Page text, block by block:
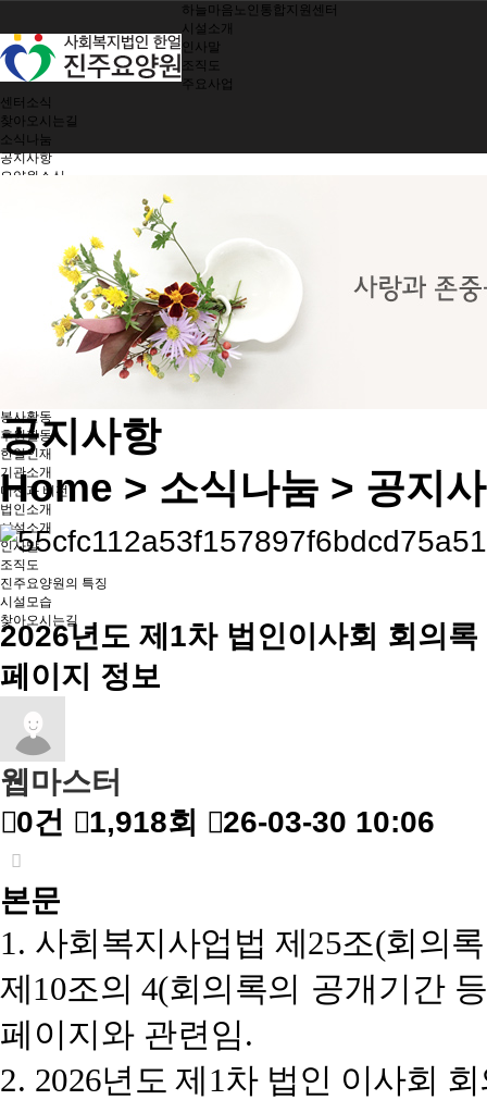
하늘마음노인통합지원센터
시설소개
인사말
조직도
주요사업
센터소식
찾아오시는길
소식나눔
공지사항
요양원소식
여가지원/치매관리
생활 및 정서지원
간호 및 처치
기능회복훈련
기능별 영양관리
시설 및 환경관리
지역사회 참여
봉사활동
후원활동
한얼인재
기관소개
미션과 비전
법인소개
시설소개
인사말
조직도
진주요양원의 특징
시설모습
찾아오시는길
공지사항
Home > 소식나눔 > 공지
2026년도 제1차 법인이사회 회의록
페이지 정보
웹마스터
0건 1,918회 26-03-30 10:06
본문
1. 사회복지사업법 제25조(회의
제10조의 4(회의록의 공개기간 등
페이지와 관련임.
2. 2026년도 제1차 법인 이사회